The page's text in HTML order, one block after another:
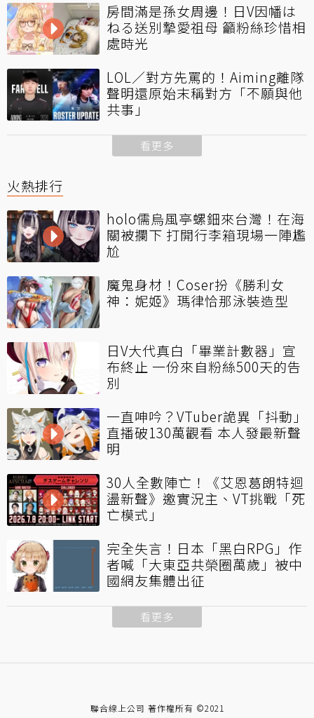
房間滿是孫女周邊！日V因幡は
ねる送別摯愛祖母 籲粉絲珍惜相
處時光
LOL／對方先罵的！Aiming離隊
聲明還原始末稱對方「不願與他
共事」
看更多
火熱排行
holo儒烏風亭螺鈿來台灣！在海
關被攔下 打開行李箱現場一陣尷
尬
魔鬼身材！Coser扮《勝利女
神：妮姬》瑪律恰那泳裝造型
日V大代真白「畢業計數器」宣
布終止 一份來自粉絲500天的告
別
一直呻吟？VTuber詭異「抖動」
直播破130萬觀看 本人發最新聲
明
30人全數陣亡！《艾恩葛朗特迴
盪新聲》邀實況主、VT挑戰「死
亡模式」
完全失言！日本「黑白RPG」作
者喊「大東亞共榮圈萬歲」被中
國網友集體出征
看更多
聯合線上公司 著作權所有 ©2021